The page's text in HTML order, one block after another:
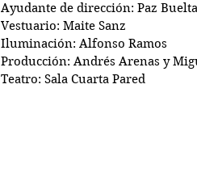
Ayudante de dirección: Paz
Vestuario: Maite Sanz
Iluminación: Alfonso Ramos
Producción: Andrés Arenas y
Teatro: Sala Cuarta Pared